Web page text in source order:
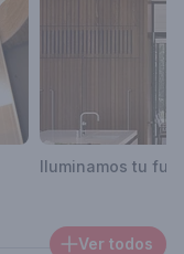
Iluminamos tu
Ver todos